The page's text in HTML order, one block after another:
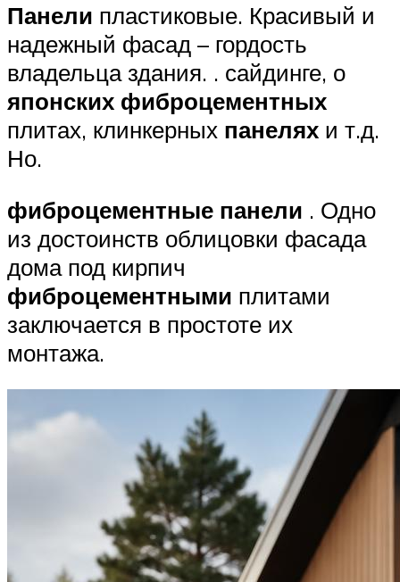
Панели пластиковые. Красивый и
надежный фасад – гордость
владельца здания. . сайдинге, о
японских фиброцементных
плитах, клинкерных панелях и т.д.
Но.
фиброцементные панели . Одно
из достоинств облицовки фасада
дома под кирпич
фиброцементными плитами
заключается в простоте их
монтажа.